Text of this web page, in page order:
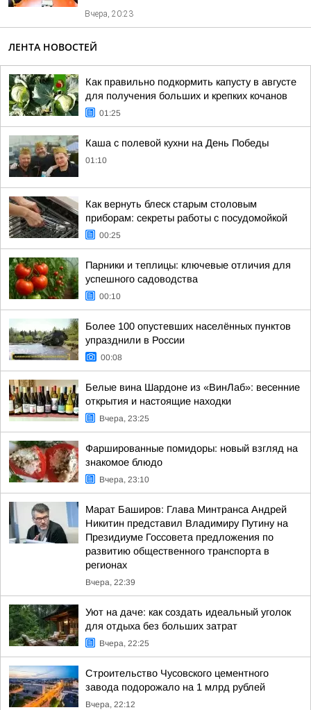
Вчера, 20:23
ЛЕНТА НОВОСТЕЙ
Как правильно подкормить капусту в августе
для получения больших и крепких кочанов
01:25
Каша с полевой кухни на День Победы
01:10
Как вернуть блеск старым столовым
приборам: секреты работы с посудомойкой
00:25
Парники и теплицы: ключевые отличия для
успешного садоводства
00:10
Более 100 опустевших населённых пунктов
упразднили в России
00:08
Белые вина Шардоне из «ВинЛаб»: весенние
открытия и настоящие находки
Вчера, 23:25
Фаршированные помидоры: новый взгляд на
знакомое блюдо
Вчера, 23:10
Марат Баширов: Глава Минтранса Андрей
Никитин представил Владимиру Путину на
Президиуме Госсовета предложения по
развитию общественного транспорта в
регионах
Вчера, 22:39
Уют на даче: как создать идеальный уголок
для отдыха без больших затрат
Вчера, 22:25
Строительство Чусовского цементного
завода подорожало на 1 млрд рублей
Вчера, 22:12